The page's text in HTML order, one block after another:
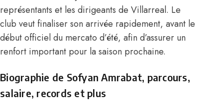
représentants et les dirigeants de Villarreal. Le
club veut finaliser son arrivée rapidement, avant le
début officiel du mercato d’été, afin d’assurer un
renfort important pour la saison prochaine.
Biographie de Sofyan Amrabat, parcours,
salaire, records et plus